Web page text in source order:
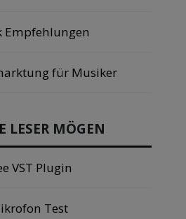
Empfehlungen
für Musiker
LESER MÖGEN
VST Plugin
Test